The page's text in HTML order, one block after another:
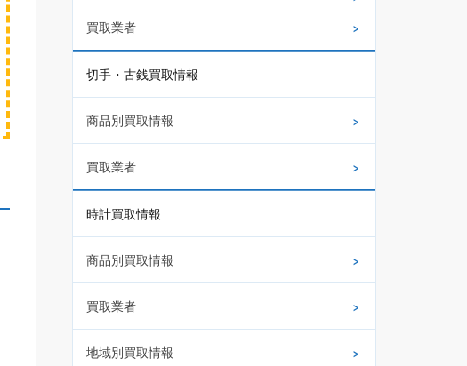
買取業者
切手・古銭買取情報
商品別買取情報
買取業者
時計買取情報
商品別買取情報
買取業者
地域別買取情報